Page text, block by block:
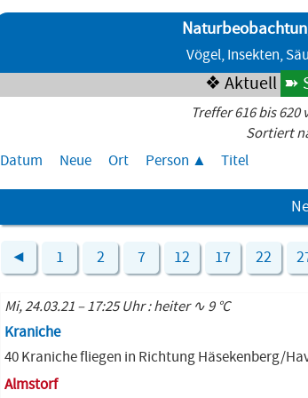
Vögel, Insekten,
❖ Aktuell ➽
Treffer 616 bis 620
Sortiert
Datum
Neue Ort Person Titel
◄ 1 2 7 12 17 22
Mi, 24.03.21 – 17:25 Uhr : heiter ∿ 9 °C
Kraniche
40 Kraniche fliegen in Richtung Häsekenberg/
Almstorf